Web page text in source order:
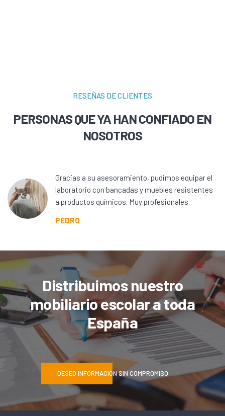
RESEÑAS DE CLIENTES
PERSONAS QUE YA HAN CONFIADO EN
NOSOTROS
Gracias a su asesoramiento, pudimos equipar el
laboratorio con bancadas y muebles resistentes
a productos químicos. Muy profesionales.
PEDRO
Distribuimos nuestro
mobiliario escolar a toda
España
DESEO INFORMACIÓN SIN COMPROMISO